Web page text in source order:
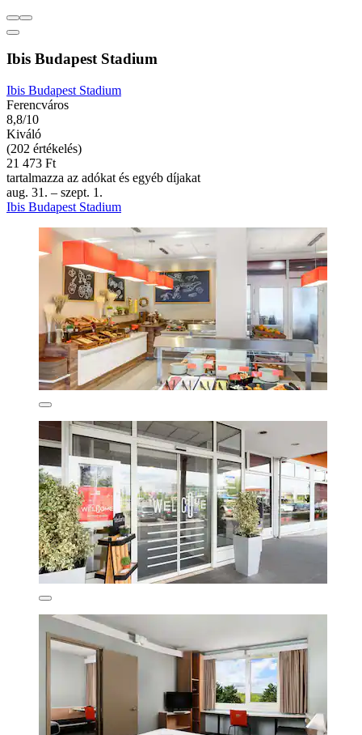
Ibis Budapest Stadium
Ibis Budapest Stadium
Ferencváros
8,8/10
Kiváló
(202 értékelés)
21 473 Ft
tartalmazza az adókat és egyéb díjakat
aug. 31. – szept. 1.
Ibis Budapest Stadium